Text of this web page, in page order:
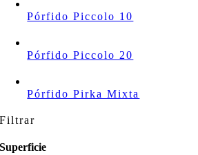
Pórfido Piccolo 10
Pórfido Piccolo 20
Pórfido Pirka Mixta
Filtrar
Superficie